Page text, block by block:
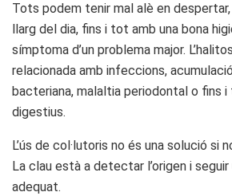
Tots podem tenir mal alè en
llarg del dia, fins i tot amb una bona
símptoma d’un problema major.
relacionada amb infeccions,
bacteriana, malaltia periodontal o fins
digestius.
L’ús de col·lutoris no és una solució si
La clau està a detectar l’origen i
adequat.